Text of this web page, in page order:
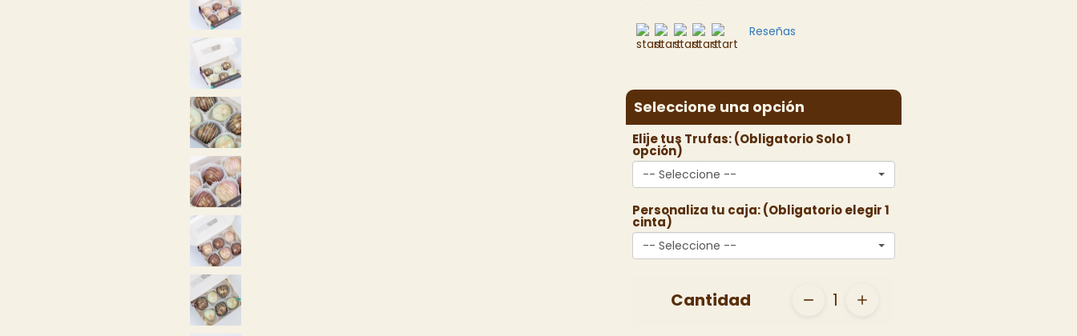
Reseñas
Seleccione una opción
Elije tus Trufas: (Obligatorio Solo 1
opción)
-- Seleccione --
Personaliza tu caja: (Obligatorio elegir 1
cinta)
-- Seleccione --
Cantidad 1